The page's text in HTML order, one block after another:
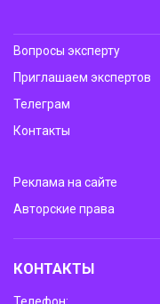
Вопросы эксперту
Приглашаем экспертов
Телеграм
Контакты
Реклама на сайте
Авторские права
КОНТАКТЫ